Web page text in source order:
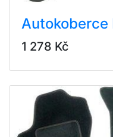
Autokoberce
1 278 Kč